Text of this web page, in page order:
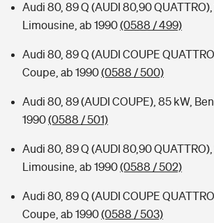
Audi 80, 89 Q (AUDI 80,90 QUATTRO),
Limousine, ab 1990(0588 / 499)
Audi 80, 89 Q (AUDI COUPE
Coupe, ab 1990(0588 / 500)
Audi 80, 89 (AUDI COUPE), 85 kW,
1990(0588 / 501)
Audi 80, 89 Q (AUDI 80,90 QUATTRO),
Limousine, ab 1990(0588 / 502)
Audi 80, 89 Q (AUDI COUPE
Coupe, ab 1990(0588 / 503)